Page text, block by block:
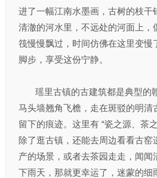
进了一幅江南水墨画，古树的枝干
清澈的河水里，不远处的河面上，
筏慢慢飘过，时间仿佛在这里变慢
脚步，享受这份宁静。
瑶里古镇的古建筑都是典型的
马头墙翘角飞檐，走在斑驳的明清
留下的痕迹。这里有 “瓷之源、茶
除了逛古镇，还能去周边看看古窑
产的场景，或者去茶园走走，闻闻
下雨天，那就更幸运了，迷蒙的细